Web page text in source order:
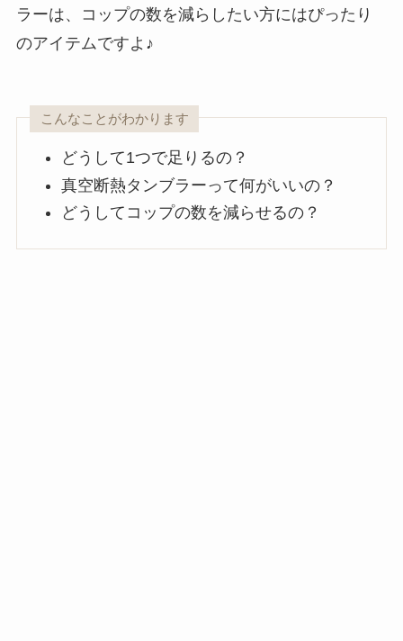
ラーは、コップの数を減らしたい方にはぴったり
のアイテムですよ♪
こんなことがわかります
どうして1つで足りるの？
真空断熱タンブラーって何がいいの？
どうしてコップの数を減らせるの？